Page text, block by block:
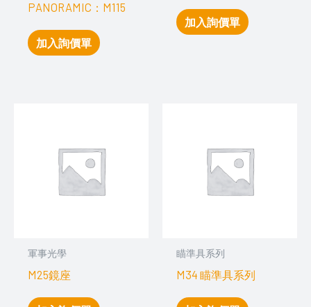
PANORAMIC：M115
加入詢價單
加入詢價單
軍事光學
M25鏡座
瞄準具系列
M34 瞄準具系列